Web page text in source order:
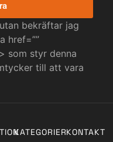
bekräftar jag
href=””
som styr denna
till att vara
KATEGORIERKONTAKT